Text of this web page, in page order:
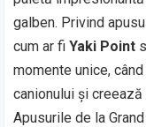
galben. Privind
cum ar fiYaki Point
momente unice,
canionului și
Apusurile de la